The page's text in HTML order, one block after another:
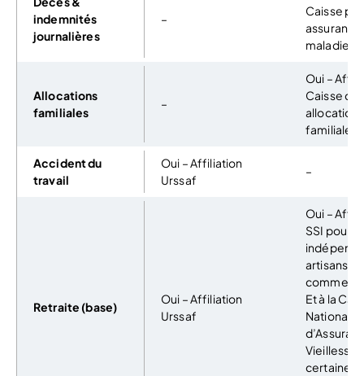
indemnités
journalières
–
Caisse
assurance
maladie
Allocations
familiales
–
Oui –
Caisse
allocations
familiales
Accident du
travail
Oui – Affiliation
Urssaf
–
Retraite (base)
Oui – Affiliation
Urssaf
Oui –
SSI pour
artisans &
Et à la
Nationale
Vieillesse
certaines